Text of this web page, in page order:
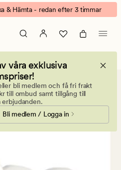
& Hämta - redan efter 3 timmar
våra exklusiva
bli medlem och få fri frakt
till ombud samt tillgång till
erbjudanden.
Bli medlem / Logga in
Gardinstänger & tillbehör